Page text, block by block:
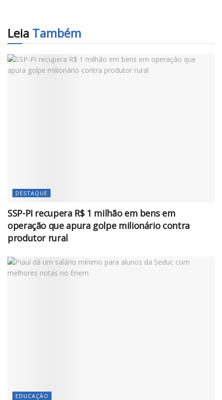
Leia Também
DESTAQUE
SSP-PI recupera R$ 1 milhão em bens em
operação que apura golpe milionário contra
produtor rural
EDUCAÇÃO